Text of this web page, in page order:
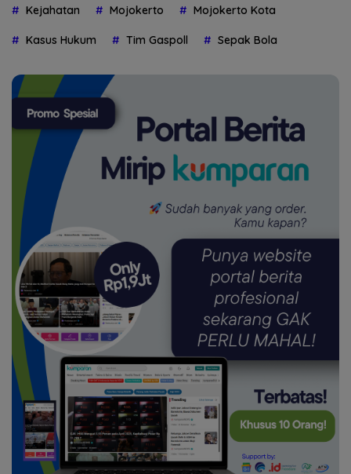
Kejahatan Mojokerto Mojokerto Kota
Kasus Hukum Tim Gaspoll Sepak Bola